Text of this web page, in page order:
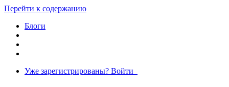
Перейти к содержанию
Блоги
Уже зарегистрированы? Войти